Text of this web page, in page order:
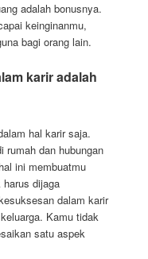
adalah bonusnya.
keinginanmu,
bagi orang lain.
karir adalah
hal karir saja.
rumah dan hubungan
ini membuatmu
dijaga
dalam karir
Kamu tidak
satu aspek